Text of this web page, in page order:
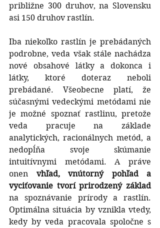
približne 300 druhov, na Slovensku
asi 150 druhov rastlín.
Iba niekoľko rastlín je prebádaných
podrobne, veda však stále nachádza
nové obsahové látky a dokonca i
látky, ktoré doteraz neboli
prebádané. Všeobecne platí, že
súčasnými vedeckými metódami nie
je možné spoznať rastlinu, pretože
veda pracuje na základe
analytických, racionálnych metód, a
nedopĺňa svoje skúmanie
intuitívnymi metódami. A práve
onen vhľad, vnútorný pohľad a
vyciťovanie tvorí prirodzený základ
na spoznávanie prírody a rastlín.
Optimálna situácia by vznikla vtedy,
kedy by veda pracovala spoločne s